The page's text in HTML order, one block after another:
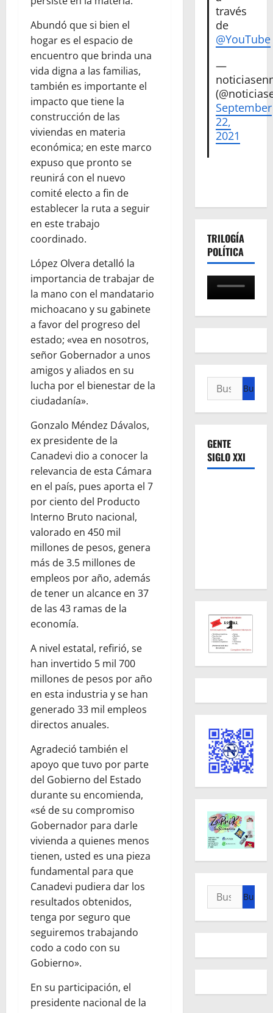
Abundó que si bien el
hogar es el espacio de
encuentro que brinda una
vida digna a las familias,
también es importante el
impacto que tiene la
construcción de las
viviendas en materia
económica; en este marco
expuso que pronto se
reunirá con el nuevo
comité electo a fin de
establecer la ruta a seguir
en este trabajo
coordinado.
López Olvera detalló la
importancia de trabajar de
la mano con el mandatario
michoacano y su gabinete
a favor del progreso del
estado; «vea en nosotros,
señor Gobernador a unos
amigos y aliados en su
lucha por el bienestar de la
ciudadanía».
Gonzalo Méndez Dávalos,
ex presidente de la
Canadevi dio a conocer la
relevancia de esta Cámara
en el país, pues aporta el 7
por ciento del Producto
Interno Bruto nacional,
valorado en 450 mil
millones de pesos, genera
más de 3.5 millones de
empleos por año, además
de tener un alcance en 37
de las 43 ramas de la
economía.
A nivel estatal, refirió, se
han invertido 5 mil 700
millones de pesos por año
en esta industria y se han
generado 33 mil empleos
directos anuales.
Agradeció también el
apoyo que tuvo por parte
del Gobierno del Estado
durante su encomienda,
«sé de su compromiso
Gobernador para darle
vivienda a quienes menos
tienen, usted es una pieza
fundamental para que
Canadevi pudiera dar los
resultados obtenidos,
tenga por seguro que
seguiremos trabajando
codo a codo con su
Gobierno».
En su participación, el
presidente nacional de la
través
de
@YouTube
—
September
22,
2021
TRILOGÍA
POLÍTICA
Buscar:
GENTE
SIGLO XXI
Buscar: